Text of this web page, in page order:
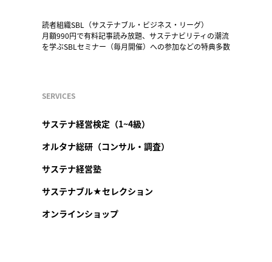
読者組織SBL（サステナブル・ビジネス・リーグ）
月額990円で有料記事読み放題、サステナビリティの潮流
を学ぶSBLセミナー（毎月開催）への参加などの特典多数
SERVICES
サステナ経営検定（1~4級）
オルタナ総研（コンサル・調査）
サステナ経営塾
サステナブル★セレクション
オンラインショップ